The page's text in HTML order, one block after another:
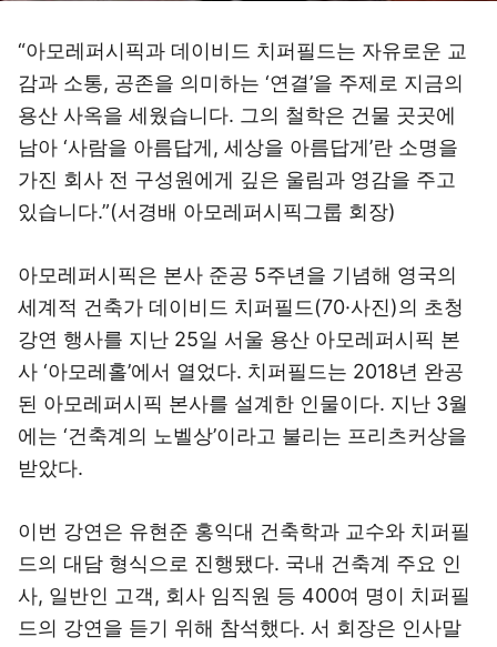
“아모레퍼시픽과 데이비드 치퍼필드는 자유로운 교
감과 소통, 공존을 의미하는 ‘연결’을 주제로 지금의
용산 사옥을 세웠습니다. 그의 철학은 건물 곳곳에
남아 ‘사람을 아름답게, 세상을 아름답게’란 소명을
가진 회사 전 구성원에게 깊은 울림과 영감을 주고
있습니다.”(서경배 아모레퍼시픽그룹 회장)
아모레퍼시픽은 본사 준공 5주년을 기념해 영국의
세계적 건축가 데이비드 치퍼필드(70·사진)의 초청
강연 행사를 지난 25일 서울 용산 아모레퍼시픽 본
사 ‘아모레홀’에서 열었다. 치퍼필드는 2018년 완공
된 아모레퍼시픽 본사를 설계한 인물이다. 지난 3월
에는 ‘건축계의 노벨상’이라고 불리는 프리츠커상을
받았다.
이번 강연은 유현준 홍익대 건축학과 교수와 치퍼필
드의 대담 형식으로 진행됐다. 국내 건축계 주요 인
사, 일반인 고객, 회사 임직원 등 400여 명이 치퍼필
드의 강연을 듣기 위해 참석했다. 서 회장은 인사말